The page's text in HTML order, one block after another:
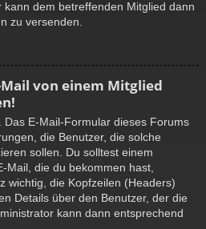
dem betreffenden Mitglied dann
zu versenden.
Mail von einem Mitglied
Das E-Mail-Formular dieses Forums
die Benutzer, die solche
sollen. Du solltest einem
Mail, die du bekommen hast,
wichtig, die Kopfzeilen (Headers)
Details über den Benutzer, der die
kann dann entsprechend